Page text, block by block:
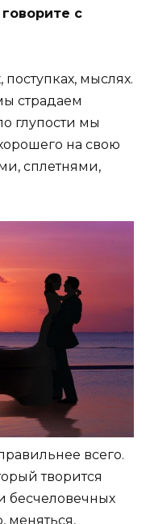
с
поступках, мыслях.
страдаем
глупости мы
на свою
сплетнями,
всего.
творится
бесчеловечных
меняться,